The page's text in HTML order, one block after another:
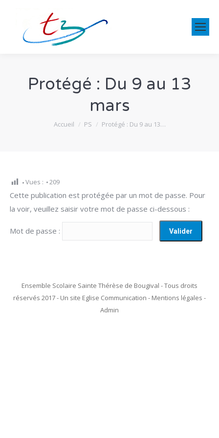
Protégé : Du 9 au 13
mars
Vous êtes ici :
Accueil PS Protégé : Du 9 au 13…
Vues : 209
Cette publication est protégée par un mot de passe. Pour
la voir, veuillez saisir votre mot de passe ci-dessous :
Mot de passe :
Ensemble Scolaire Sainte Thérèse de Bougival - Tous droits
réservés 2017 - Un site Eglise Communication - Mentions légales -
Admin